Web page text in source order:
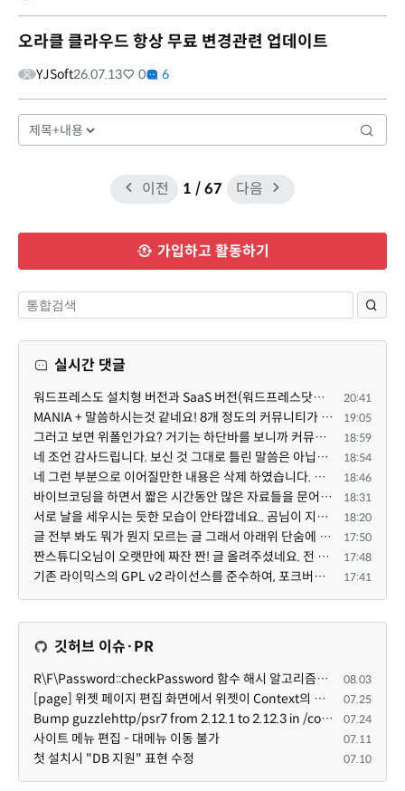
오라클 클라우드 항상 무료 변경관련 업데이트
YJSoft26.07.13 0 6
이전 1 / 67 다음
가입하고 활동하기
실시간 댓글
워드프레스도 설치형 버전과 SaaS 버전(워드프레스닷컴)은 다른 점이 많습니다. SaaS로 제공한다면 GPL 라이... 20:41
MANIA + 말씀하시는것 같네요! 8개 정도의 커뮤니티가 저 MANIA+ 기반으로 구축된거로 알고 있습니다. SaaS ... 19:05
그러고 보면 위폴인가요? 거기는 하단바를 보니까 커뮤니티 빌딩 SaaS 솔루션을 사용하고 있는거 같더라고요... 18:59
네 조언 감사드립니다. 보신 것 그대로 틀린 말씀은 아닙니다. 다만, 배포한 것에 대해 흥미가 떨어져서 뒷... 18:54
네 그런 부분으로 이어질만한 내용은 삭제 하였습니다. 불편을 드려 죄송합니다. 저희는 비즈니스 완성할 수... 18:46
바이브코딩을 하면서 짧은 시간동안 많은 자료들을 문어발식 확장하면서 이미 배포한것에대한 흥미가 떨어지... 18:31
서로 날을 세우시는 듯한 모습이 안타깝네요.. 곰님이 지금까지 이끌어주셨던것처럼 안정적인 코어도 필요하... 18:20
글 전부 봐도 뭐가 뭔지 모르는 글 그래서 아래위 단숨에 쭈욱 훝어만 보고 말았지만 참 대단한 정성이예요.... 17:50
짠스튜디오님이 오랫만에 짜잔 짠! 글 올려주셨네요. 전 봐도 잘 모르는 내용이지만 그래도 응원드려요. 17:48
기존 라이믹스의 GPL v2 라이선스를 준수하여, 포크버전도 GPL v2 라이선스로 공개 배포됩니다. 17:41
깃허브 이슈·PR
R\F\Password::checkPassword 함수 해시 알고리즘을 암시적으로 호출하는 경우 Argon2id 해시 비교 실패 08.03
[page] 위젯 페이지 편집 화면에서 위젯이 Context의 module_info를 덮어쓰면 저장이 ERR_ACT_IS_NOT_STANDALONE으로 실패 07.25
Bump guzzlehttp/psr7 from 2.12.1 to 2.12.3 in /common 07.24
사이트 메뉴 편집 - 대메뉴 이동 불가 07.11
첫 설치시 "DB 지원" 표현 수정 07.10